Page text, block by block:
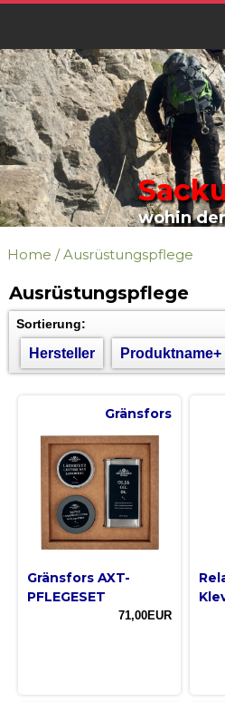
wohin
Home /Ausrüstungspflege
Ausrüstungspflege
Sortierung:
Hersteller Produktname+
Gränsfors
Gränsfors AXT-
PFLEGESET
71,00EUR